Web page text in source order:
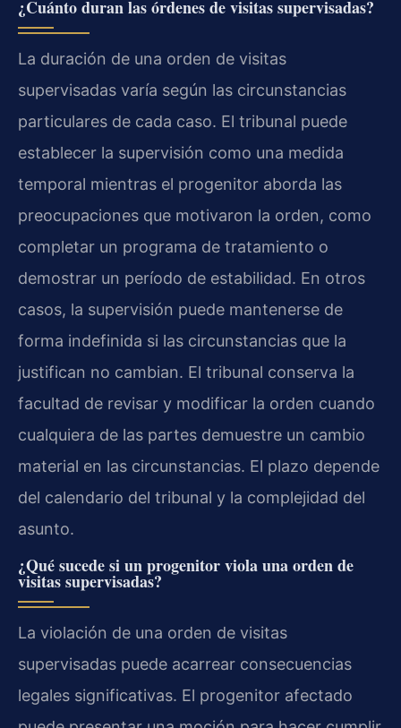
¿Cuánto duran las órdenes de visitas supervisadas?
La duración de una orden de visitas
supervisadas varía según las circunstancias
particulares de cada caso. El tribunal puede
establecer la supervisión como una medida
temporal mientras el progenitor aborda las
preocupaciones que motivaron la orden, como
completar un programa de tratamiento o
demostrar un período de estabilidad. En otros
casos, la supervisión puede mantenerse de
forma indefinida si las circunstancias que la
justifican no cambian. El tribunal conserva la
facultad de revisar y modificar la orden cuando
cualquiera de las partes demuestre un cambio
material en las circunstancias. El plazo depende
del calendario del tribunal y la complejidad del
asunto.
¿Qué sucede si un progenitor viola una orden de
visitas supervisadas?
La violación de una orden de visitas
supervisadas puede acarrear consecuencias
legales significativas. El progenitor afectado